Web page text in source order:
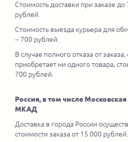
Стоимость доставки при заказе
рублей.
Стоимость выезда курьера для
– 700 рублей.
В случае полного отказа от
приобретает ни одного товара,
700 рублей.
Россия, в том числе
МКАД
Доставка в города России
стоимости заказа от 15 000 рублей.